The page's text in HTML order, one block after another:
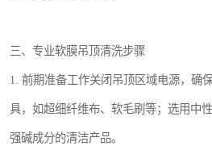
三、专业软膜吊顶清洗步骤
1. 前期准备工作关闭吊顶区域电源，确
具，如超细纤维布、软毛刷等；选用中
强碱成分的清洁产品。